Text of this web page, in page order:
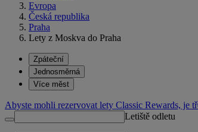
Evropa
Česká republika
Praha
Lety z Moskva do Praha
Zpáteční
Jednosměrná
Více měst
Abyste mohli rezervovat lety Classic Rewards, je
Letiště odletu